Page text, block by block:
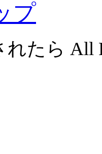
プ
たら All